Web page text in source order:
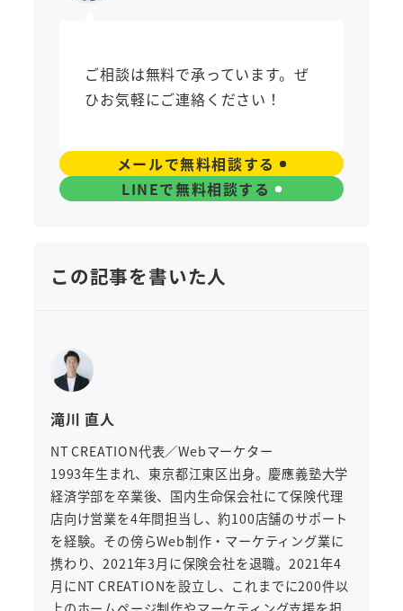
ご相談は無料で承っています。ぜ
ひお気軽にご連絡ください！
メールで無料相談する
LINEで無料相談する
この記事を書いた人
滝川 直人
NT CREATION代表／Webマーケター
1993年生まれ、東京都江東区出身。慶應義塾大学
経済学部を卒業後、国内生命保会社にて保険代理
店向け営業を4年間担当し、約100店舗のサポート
を経験。その傍らWeb制作・マーケティング業に
携わり、2021年3月に保険会社を退職。2021年4
月にNT CREATIONを設立し、これまでに200件以